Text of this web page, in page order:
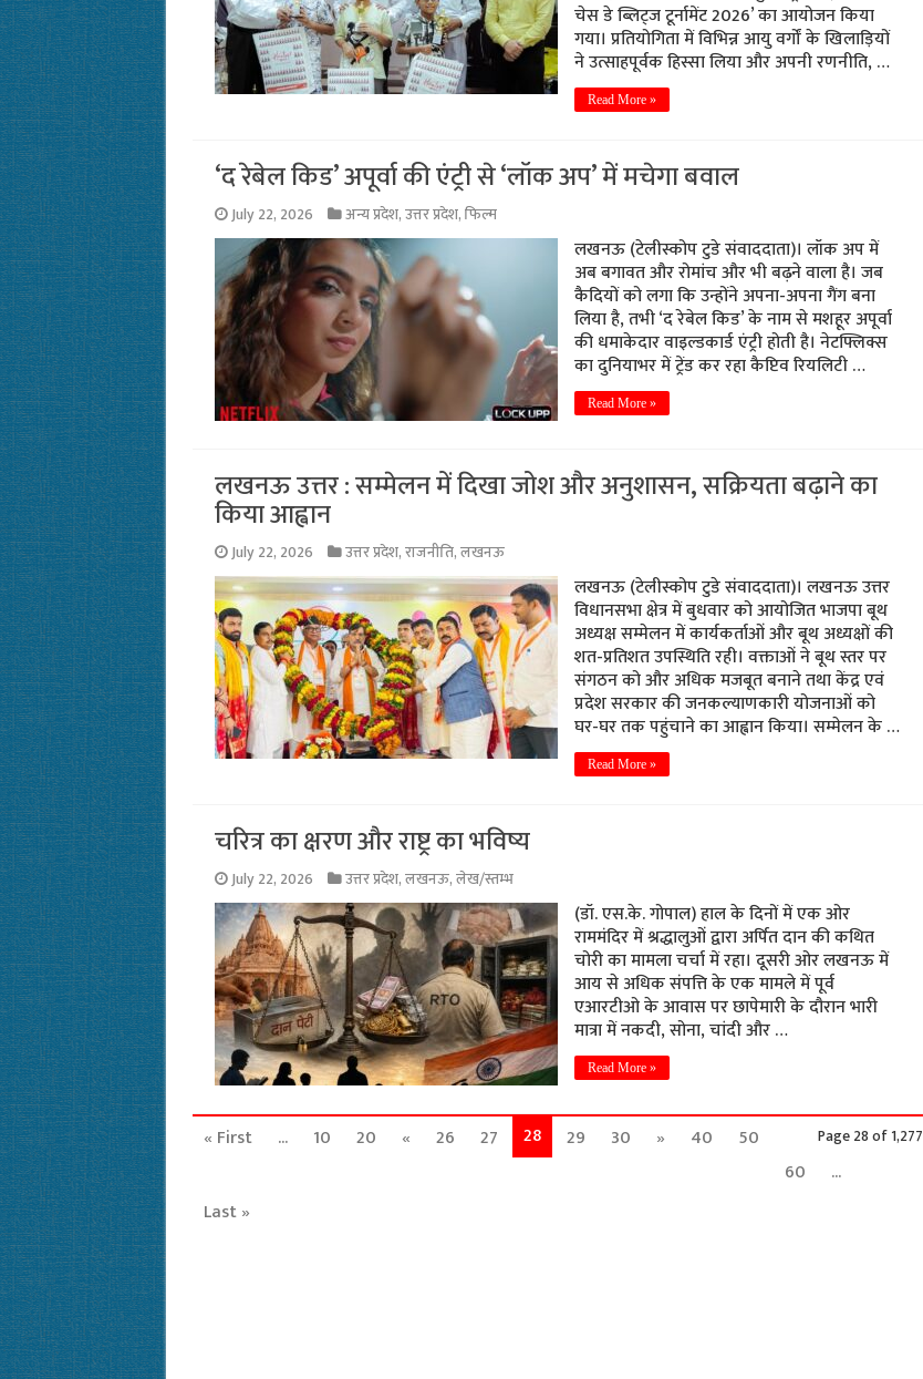
चेस डे ब्लिट्ज टूर्नामेंट 2026’ का आयोजन किया
गया। प्रतियोगिता में विभिन्न आयु वर्गों के खिलाड़ियों
ने उत्साहपूर्वक हिस्सा लिया और अपनी रणनीति, …
Read More »
‘द रेबेल किड’ अपूर्वा की एंट्री से ‘लॉक अप’ में मचेगा बवाल
July 22, 2026 अन्य प्रदेश,उत्तर प्रदेश,फिल्म
लखनऊ (टेलीस्कोप टुडे संवाददाता)। लॉक अप में
अब बगावत और रोमांच और भी बढ़ने वाला है। जब
कैदियों को लगा कि उन्होंने अपना-अपना गैंग बना
लिया है, तभी ‘द रेबेल किड’ के नाम से मशहूर अपूर्वा
की धमाकेदार वाइल्डकार्ड एंट्री होती है। नेटफ्लिक्स
का दुनियाभर में ट्रेंड कर रहा कैप्टिव रियलिटी …
Read More »
लखनऊ उत्तर : सम्मेलन में दिखा जोश और अनुशासन, सक्रियता बढ़ाने का
किया आह्वान
July 22, 2026 उत्तर प्रदेश,राजनीति,लखनऊ
लखनऊ (टेलीस्कोप टुडे संवाददाता)। लखनऊ उत्तर
विधानसभा क्षेत्र में बुधवार को आयोजित भाजपा बूथ
अध्यक्ष सम्मेलन में कार्यकर्ताओं और बूथ अध्यक्षों की
शत-प्रतिशत उपस्थिति रही। वक्ताओं ने बूथ स्तर पर
संगठन को और अधिक मजबूत बनाने तथा केंद्र एवं
प्रदेश सरकार की जनकल्याणकारी योजनाओं को
घर-घर तक पहुंचाने का आह्वान किया। सम्मेलन के …
Read More »
चरित्र का क्षरण और राष्ट्र का भविष्य
July 22, 2026 उत्तर प्रदेश,लखनऊ,लेख/स्तम्भ
(डॉ. एस.के. गोपाल) हाल के दिनों में एक ओर
राममंदिर में श्रद्धालुओं द्वारा अर्पित दान की कथित
चोरी का मामला चर्चा में रहा। दूसरी ओर लखनऊ में
आय से अधिक संपत्ति के एक मामले में पूर्व
एआरटीओ के आवास पर छापेमारी के दौरान भारी
मात्रा में नकदी, सोना, चांदी और …
Read More »
Page 28 of 1,277
« First ... 10 20 « 26 27 28 29 30 » 40
50
60
...
Last »